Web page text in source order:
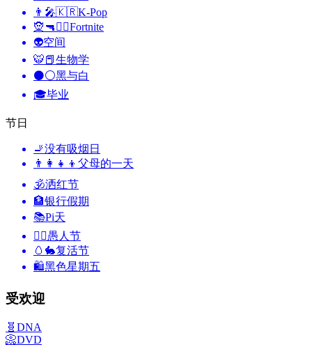
👨‍🎤🇰🇷K-Pop
🧝🔫🦹‍♂️Fortnite
👽空间
🐯📕 生物学
⚫⚪黑与白
🎓毕业
节日
🚬没有吸烟日
👨‍👩‍👧‍👦 父母的一天
🕉洒红节
🏦银行假期
📚Pi天
🙆‍♂️愚人节
🥚🐇复活节
🛍黑色星期五
受欢迎
🧬 DNA
📀DVD